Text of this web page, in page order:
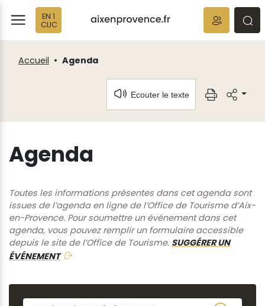
EN 1
CLIC
Accueil Agenda
Ecouter le texte
Agenda
Toutes les informations présentes dans cet agenda sont
issues de l’agenda en ligne de l’Office de Tourisme d’Aix-
en-Provence. Pour soumettre un événement dans cet
agenda, vous pouvez remplir un formulaire accessible
depuis le site de l’Office de Tourisme. SUGGÉRER UN
ÉVÉNEMENT
Fenêtre
de
chat
Panneau de gestion des cookies